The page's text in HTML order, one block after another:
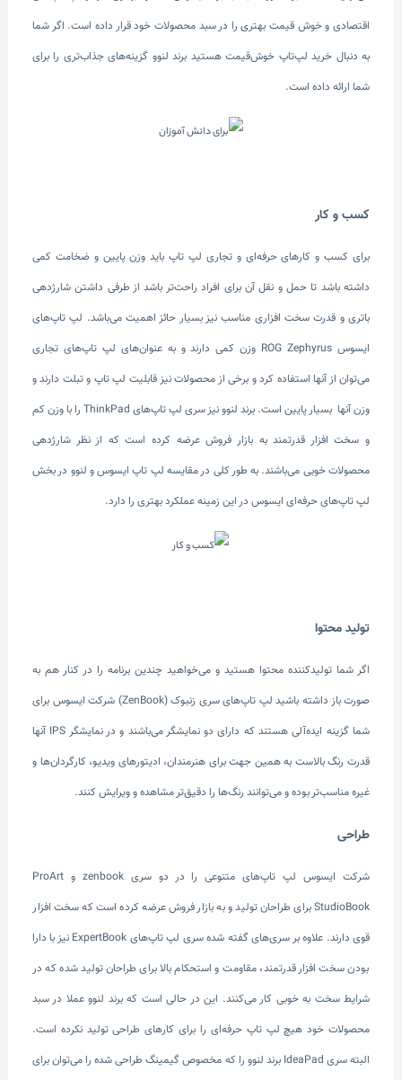
اقتصادی و خوش قیمت بهتری را در سبد محصولات خود قرار داده است. اگر شما
به دنبال خرید لپ‌تاپ خوش‌قیمت هستید برند لنوو گزینه‌های جذاب‌تری را برای
شما ارائه داده است.
کسب و کار
برای کسب و کارهای حرفه‌ای و تجاری لپ تاپ باید وزن پایین و ضخامت کمی
داشته باشد تا حمل و نقل آن برای افراد راحت‌تر باشد از طرفی داشتن شارژدهی
باتری و قدرت سخت افزاری مناسب نیز بسیار حائز اهمیت می‌باشد. لپ تاپ‌های
ایسوس ROG Zephyrus وزن کمی دارند و به عنوان‌های لپ تاپ‌های تجاری
می‌توان از آنها استفاده کرد و برخی از محصولات نیز قابلیت لپ تاپ و تبلت دارند و
وزن آنها بسیار پایین است. برند لنوو نیز سری لپ تاپ‌های ThinkPad را با وزن کم
و سخت افزار قدرتمند به بازار فروش عرضه کرده است که از نظر شارژدهی
محصولات خوبی می‌باشند. به طور کلی در مقایسه لپ تاپ ایسوس و لنوو در بخش
لپ تاپ‌های حرفه‌ای ایسوس در این زمینه عملکرد بهتری را دارد.
تولید محتوا
اگر شما تولیدکننده محتوا هستید و می‌خواهید چندین برنامه را در کنار هم به
صورت باز داشته باشید لپ تاپ‌های سری زنبوک (ZenBook) شرکت ایسوس برای
شما گزینه ایده‌آلی هستند که دارای دو نمایشگر می‌باشند و در نمایشگر IPS آنها
قدرت رنگ بالاست به همین جهت برای هنرمندان، ادیتورهای ویدیو، کارگردان‌ها و
غیره مناسب‌تر بوده و می‌توانند رنگ‌ها را دقیق‌تر مشاهده و ویرایش کنند.
طراحی
شرکت ایسوس لپ تاپ‌های متنوعی را در دو سری zenbook و ProArt
StudioBook برای طراحان تولید و به بازار فروش عرضه کرده است که سخت افزار
قوی دارند. علاوه بر سری‌های گفته شده سری لپ تاپ‌های ExpertBook نیز با دارا
بودن سخت افزار قدرتمند، مقاومت و استحکام بالا برای طراحان تولید شده که در
شرایط سخت به خوبی کار می‌کنند. این در حالی است که برند لنوو عملا در سبد
محصولات خود هیچ لپ تاپ حرفه‌ای را برای کارهای طراحی تولید نکرده است.
البته سری IdeaPad برند لنوو را که مخصوص گیمینگ طراحی شده را می‌توان برای